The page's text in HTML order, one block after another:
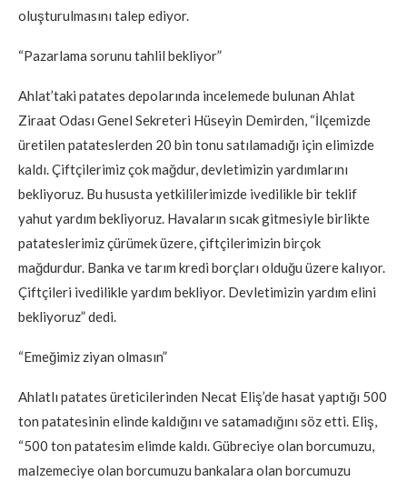
oluşturulmasını talep ediyor.
“Pazarlama sorunu tahlil bekliyor”
Ahlat’taki patates depolarında incelemede bulunan Ahlat
Ziraat Odası Genel Sekreteri Hüseyin Demirden, “İlçemizde
üretilen patateslerden 20 bin tonu satılamadığı için elimizde
kaldı. Çiftçilerimiz çok mağdur, devletimizin yardımlarını
bekliyoruz. Bu hususta yetkililerimizde ivedilikle bir teklif
yahut yardım bekliyoruz. Havaların sıcak gitmesiyle birlikte
patateslerimiz çürümek üzere, çiftçilerimizin birçok
mağdurdur. Banka ve tarım kredi borçları olduğu üzere kalıyor.
Çiftçileri ivedilikle yardım bekliyor. Devletimizin yardım elini
bekliyoruz” dedi.
“Emeğimiz ziyan olmasın”
Ahlatlı patates üreticilerinden Necat Eliş’de hasat yaptığı 500
ton patatesinin elinde kaldığını ve satamadığını söz etti. Eliş,
“500 ton patatesim elimde kaldı. Gübreciye olan borcumuzu,
malzemeciye olan borcumuzu bankalara olan borcumuzu